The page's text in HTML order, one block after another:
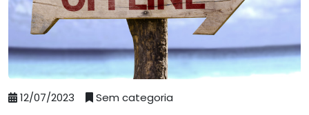
12/07/2023 Sem categoria